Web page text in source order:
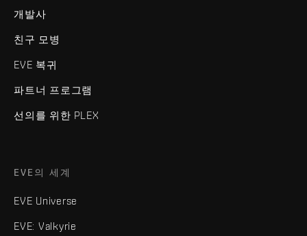
개발사
친구 모병
EVE 복귀
파트너 프로그램
선의를 위한 PLEX
EVE의 세계
EVE Universe
EVE: Valkyrie